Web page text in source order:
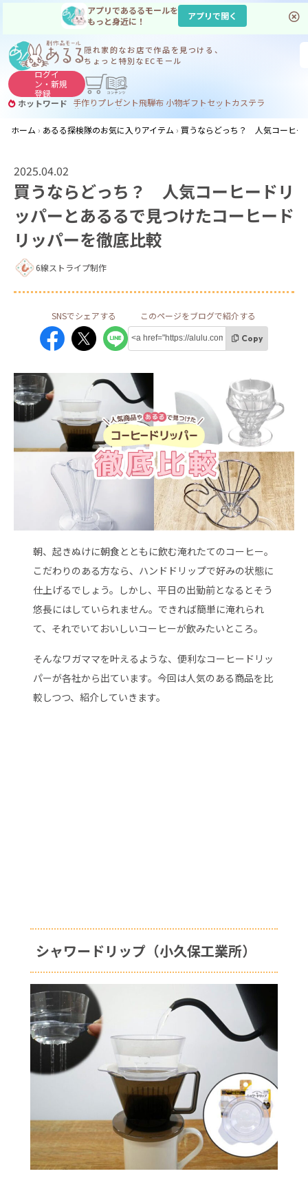
アプリであるるモールを
もっと身近に！
アプリで開く
隠れ家的なお店で作品を見つける、
ちょっと特別なECモール
ログイ
ン・新規
登録
ホットワード 手作りプレゼント飛騨布 小物ギフトセットカステラ
サヌカイト コーヒー
ジンギスカン
ホーム
あるる探検隊のお気に入りアイテム 買うならどっち？ 人気コーヒー
2025.04.02
買うならどっち？ 人気コーヒードリ
ッパーとあるるで見つけたコーヒード
リッパーを徹底比較
6線ストライプ制作
Copy
朝、起きぬけに朝食とともに飲む淹れたてのコーヒー。
こだわりのある方なら、ハンドドリップで好みの状態に
仕上げるでしょう。しかし、平日の出勤前となるとそう
悠長にはしていられません。できれば簡単に淹れられ
て、それでいておいしいコーヒーが飲みたいところ。
そんなワガママを叶えるような、便利なコーヒードリッ
パーが各社から出ています。今回は人気のある商品を比
較しつつ、紹介していきます。
シャワードリップ（小久保工業所）